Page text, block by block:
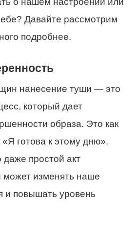
Давайте рассмотрим
подробнее.
нанесение туши — это
который дает
образа. Это как
готова к этому дню».
даже простой акт
может изменять наше
и повышать уровень